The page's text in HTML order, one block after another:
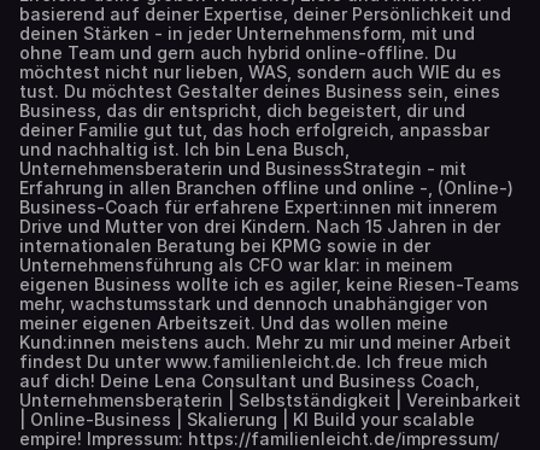
basierend auf deiner Expertise, deiner Persönlichkeit und
deinen Stärken - in jeder Unternehmensform, mit und
ohne Team und gern auch hybrid online-offline. Du
möchtest nicht nur lieben, WAS, sondern auch WIE du es
tust. Du möchtest Gestalter deines Business sein, eines
Business, das dir entspricht, dich begeistert, dir und
deiner Familie gut tut, das hoch erfolgreich, anpassbar
und nachhaltig ist. Ich bin Lena Busch,
Unternehmensberaterin und BusinessStrategin - mit
Erfahrung in allen Branchen offline und online -, (Online-)
Business-Coach für erfahrene Expert:innen mit innerem
Drive und Mutter von drei Kindern. Nach 15 Jahren in der
internationalen Beratung bei KPMG sowie in der
Unternehmensführung als CFO war klar: in meinem
eigenen Business wollte ich es agiler, keine Riesen-Teams
mehr, wachstumsstark und dennoch unabhängiger von
meiner eigenen Arbeitszeit. Und das wollen meine
Kund:innen meistens auch. Mehr zu mir und meiner Arbeit
findest Du unter www.familienleicht.de. Ich freue mich
auf dich! Deine Lena Consultant und Business Coach,
Unternehmensberaterin | Selbstständigkeit | Vereinbarkeit
| Online-Business | Skalierung | KI Build your scalable
empire! Impressum: https://familienleicht.de/impressum/